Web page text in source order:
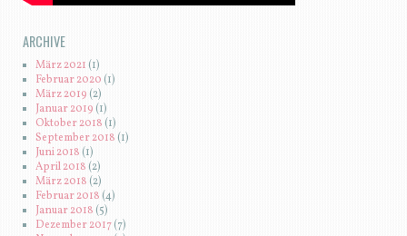
ARCHIVE
März 2021(1)
Februar 2020 (1)
März 2019 (2)
Januar 2019 (1)
Oktober 2018(1)
September 2018 (1)
Juni 2018 (1)
April 2018(2)
März 2018 (2)
Februar 2018(4)
Januar 2018 (5)
Dezember 2017(7)